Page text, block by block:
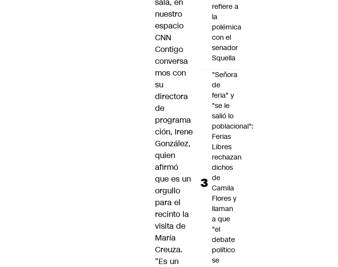
nuestro
espacio
CNN
Contigo
conversa
mos con
su
directora
de
programa
ción, Irene
González,
quien
afirmó
que es un
orgullo
para el
recinto la
visita de
María
Creuza.
"Es un
refiere a
la
polémica
con el
senador
Squella
"Señora
de
feria" y
"se le
salió lo
poblacional":
Ferias
Libres
rechazan
dichos
de
Camila
Flores y
llaman
a que
"el
debate
político
se